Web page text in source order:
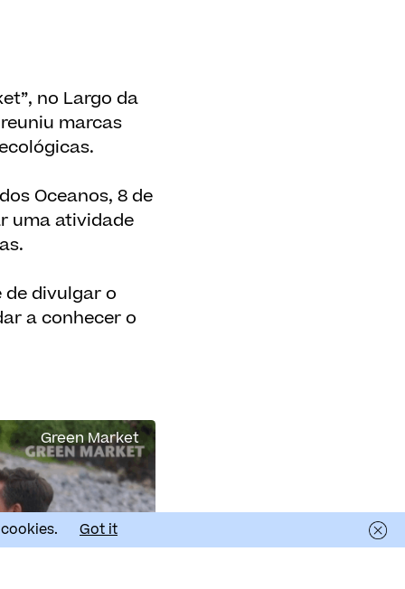
no Largo da
marcas
Oceanos, 8 de
uma atividade
divulgar o
a conhecer o
Green Market
Got it